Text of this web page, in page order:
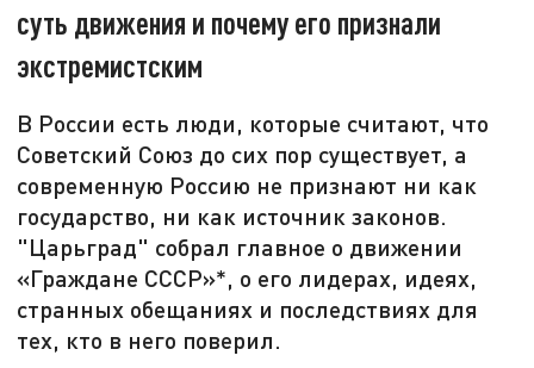
суть движения и почему его признали
экстремистским
В России есть люди, которые считают, что
Советский Союз до сих пор существует, а
современную Россию не признают ни как
государство, ни как источник законов.
"Царьград" собрал главное о движении
«Граждане СССР»*, о его лидерах, идеях,
странных обещаниях и последствиях для
тех, кто в него поверил.